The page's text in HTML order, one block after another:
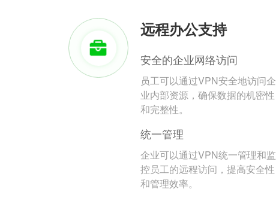
远程办公支持
安全的企业网络访问
员工可以通过VPN安全地访问企
业内部资源，确保数据的机密性
和完整性。
统一管理
企业可以通过VPN统一管理和监
控员工的远程访问，提高安全性
和管理效率。